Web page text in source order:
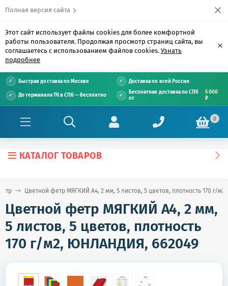
Полная версия сайта
Этот сайт использует файлы cookies для более комфортной
работы пользователя. Продолжая просмотр страниц сайта, вы
соглашаетесь с использованием файлов cookies. Узнать
подробнее
×
Быстрая доставка по Москве Доставка по всей России
До терминала ТК в СПб — бесплатно
Бесплатная доставка по СПб
от
5 000
₽
0
КАТАЛОГ ТОВАРОВ
Цветной фетр МЯГКИЙ А4, 2 мм, 5 листов, 5 цветов, плотность 170 г/
Цветной фетр МЯГКИЙ А4, 2 мм,
5 листов, 5 цветов, плотность
170 г/м2, ЮНЛАНДИЯ, 662049